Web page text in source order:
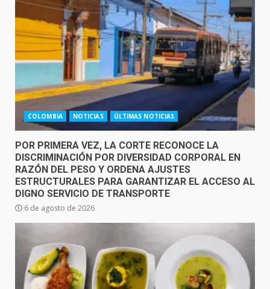
COLOMBIA NOTICIAS ÚLTIMAS NOTICIAS
POR PRIMERA VEZ, LA CORTE RECONOCE LA
DISCRIMINACIÓN POR DIVERSIDAD CORPORAL EN
RAZÓN DEL PESO Y ORDENA AJUSTES
ESTRUCTURALES PARA GARANTIZAR EL ACCESO AL
DIGNO SERVICIO DE TRANSPORTE
6 de agosto de 2026